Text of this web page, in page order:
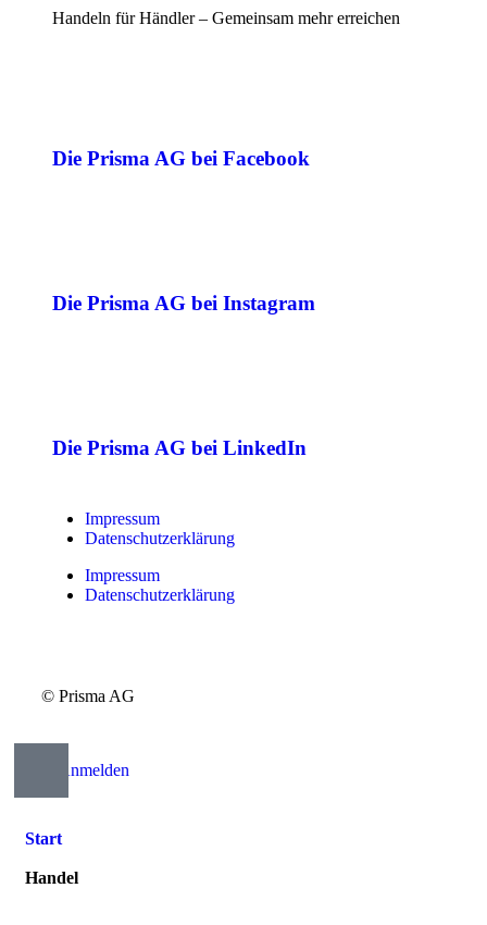
Handeln für Händler – Gemeinsam mehr erreichen
Die Prisma AG bei Facebook
Die Prisma AG bei Instagram
Die Prisma AG bei LinkedIn
Impressum
Datenschutzerklärung
Impressum
Datenschutzerklärung
© Prisma AG
Anmelden
Start
Handel